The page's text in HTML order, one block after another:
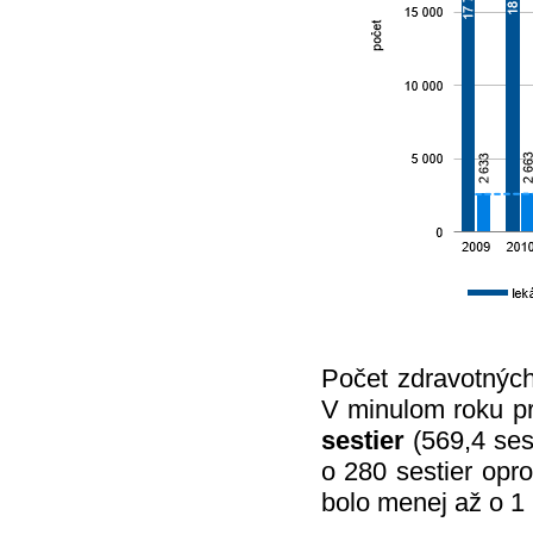
Počet
V minulom roku
sestier(569,4
o 280 sestier
bolo menej až o 1